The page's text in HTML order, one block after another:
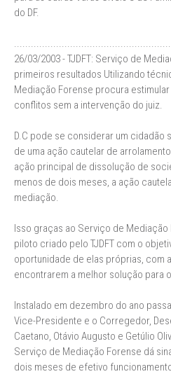
do DF.
26/03/2003 - TJDFT: Serviço de
primeiros resultados Utilizando
Mediação Forense procura
conflitos sem a intervenção do juiz.
D.C pode se considerar um cidadão
de uma ação cautelar de
ação principal de dissolução de
menos de dois meses, a ação
mediação.
Isso graças ao Serviço de Mediação
piloto criado pelo TJDFT com o
oportunidade de elas próprias, com
encontrarem a melhor solução para
Instalado em dezembro do ano
Vice-Presidente e o Corregedor,
Caetano, Otávio Augusto e Getúlio
Serviço de Mediação Forense dá
dois meses de efetivo